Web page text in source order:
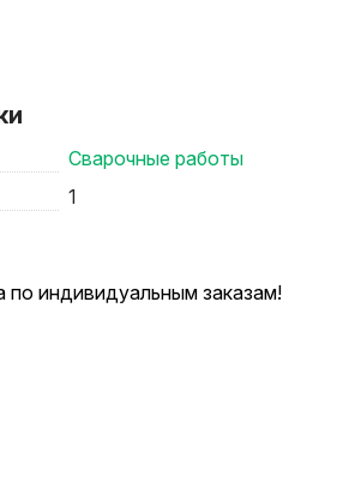
Сварочные работы
1
по индивидуальным заказам!
по Вашему заказу!